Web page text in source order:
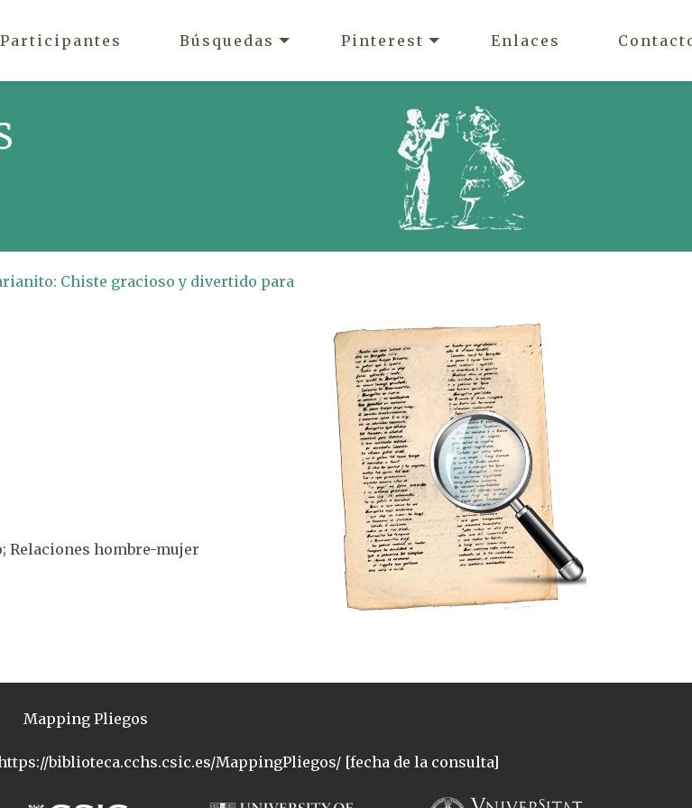
Participantes Búsquedas Pinterest Enlaces
Chiste gracioso y divertido para
Relaciones hombre-mujer
Mapping Pliegos
biblioteca.cchs.csic.es/MappingPliegos/ [fecha de la consulta]